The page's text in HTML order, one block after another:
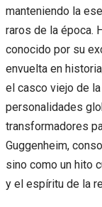
manteniendo la
raros de la época.
conocido por su
envuelta en
el casco viejo de
personalidades
transformadores
Guggenheim,
sino como un hito
y el espíritu de la